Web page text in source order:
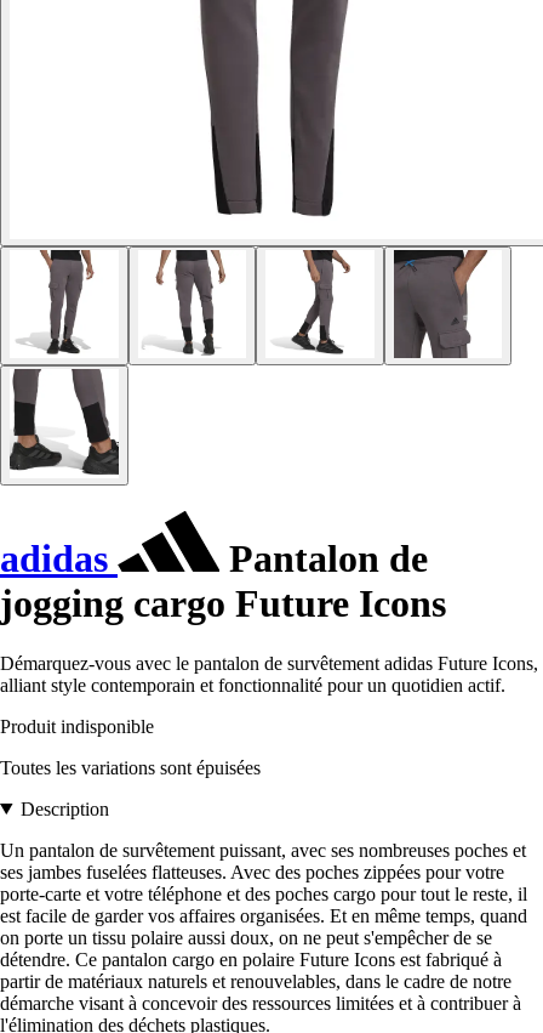
adidas
Pantalon de
jogging cargo Future Icons
Démarquez-vous avec le pantalon de survêtement adidas Future Icons,
alliant style contemporain et fonctionnalité pour un quotidien actif.
Produit indisponible
Toutes les variations sont épuisées
Description
Un pantalon de survêtement puissant, avec ses nombreuses poches et
ses jambes fuselées flatteuses. Avec des poches zippées pour votre
porte-carte et votre téléphone et des poches cargo pour tout le reste, il
est facile de garder vos affaires organisées. Et en même temps, quand
on porte un tissu polaire aussi doux, on ne peut s'empêcher de se
détendre. Ce pantalon cargo en polaire Future Icons est fabriqué à
partir de matériaux naturels et renouvelables, dans le cadre de notre
démarche visant à concevoir des ressources limitées et à contribuer à
l'élimination des déchets plastiques.